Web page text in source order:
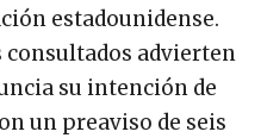
estadounidense.
advierten
su intención de
un preaviso de seis